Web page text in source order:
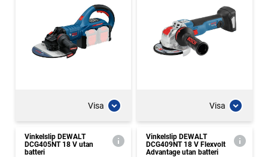
Visa Visa
Vinkelslip DEWALT
DCG405NT 18 V utan
batteri
Vinkelslip DEWALT
DCG409NT 18 V Flexvolt
Advantage utan batteri